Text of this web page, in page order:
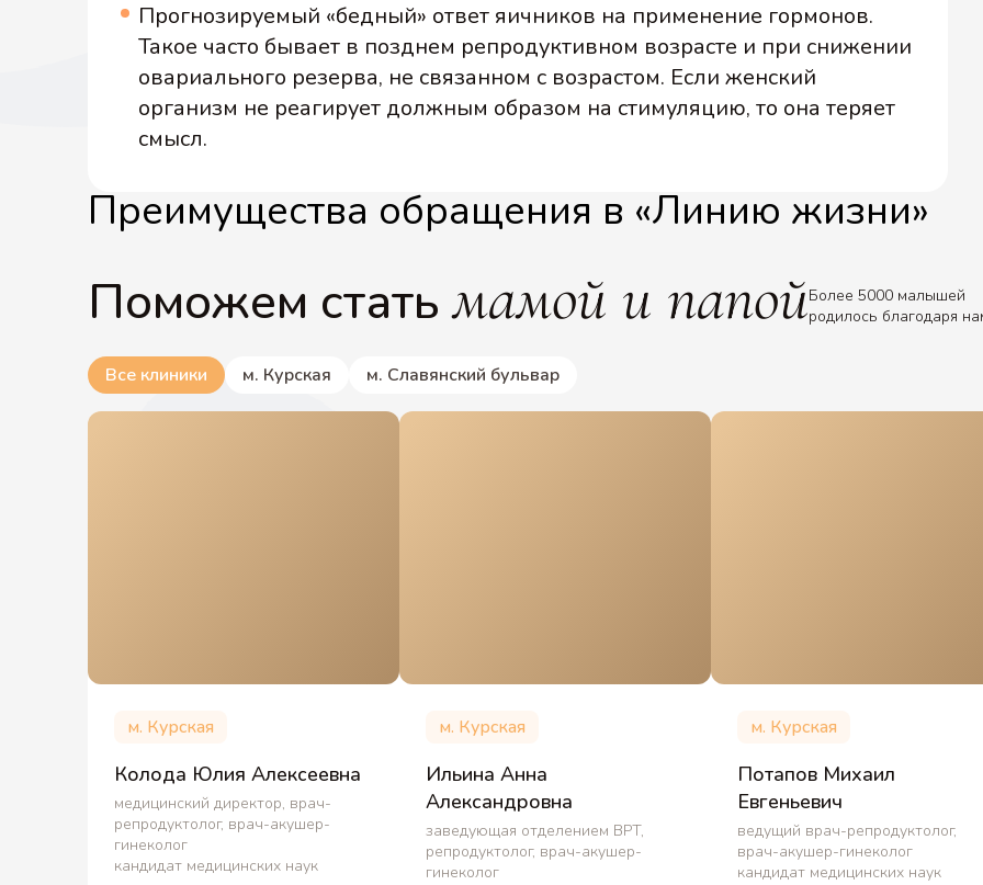
Прогнозируемый «бедный» ответ яичников на применение гормонов.
Такое часто бывает в позднем репродуктивном возрасте и при снижении
овариального резерва, не связанном с возрастом. Если женский
организм не реагирует должным образом на стимуляцию, то она теряет
смысл.
Преимущества обращения в «Линию жизни»
Поможем статьмамой и папойБолее 5000 малышей
родилось благодаря
Все клиники м. Курская м. Славянский бульвар
м. Курская
Колода Юлия Алексеевна
медицинский директор, врач-
репродуктолог, врач-акушер-
гинеколог
кандидат медицинских наук
м. Курская
Ильина Анна
Александровна
заведующая отделением ВРТ,
репродуктолог, врач-акушер-
гинеколог
м. Курская
Потапов Михаил
Евгеньевич
ведущий врач-репродуктолог,
врач-акушер-гинеколог
кандидат медицинских наук